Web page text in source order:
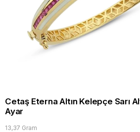
Cetaş Eterna Altın Kelepçe Sarı
Ayar
13,37 Gram